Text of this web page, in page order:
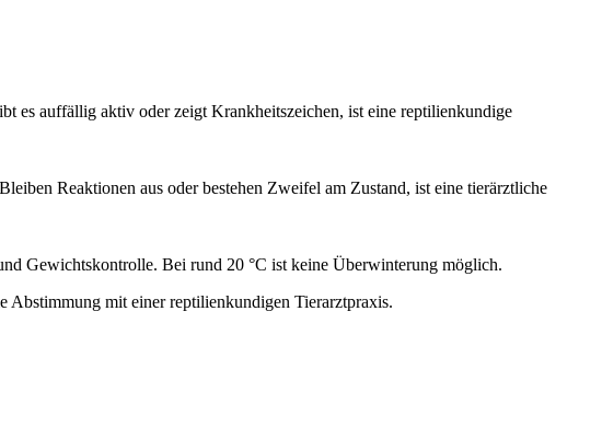
es auffällig aktiv oder zeigt Krankheitszeichen, ist eine reptilienkundige
Reaktionen aus oder bestehen Zweifel am Zustand, ist eine tierärztliche
Gewichtskontrolle. Bei rund 20 °C ist keine Überwinterung möglich.
Abstimmung mit einer reptilienkundigen Tierarztpraxis.